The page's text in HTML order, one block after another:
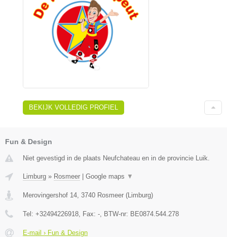
BEKIJK VOLLEDIG PROFIEL
Fun & Design
Niet gevestigd in de plaats Neufchateau en in de provincie Luik.
Limburg » Rosmeer | Google maps ▼
Merovingershof 14 3740 Rosmeer (Limburg)
Tel: +32494226918 , Fax: - , BTW-nr: BE0874.544.278
E-mail › Fun & Design